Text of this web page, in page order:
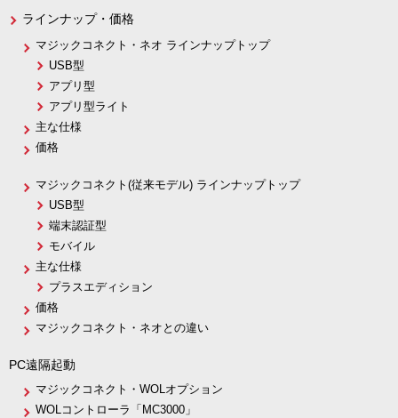
ラインナップ・価格
マジックコネクト・ネオ ラインナップトップ
USB型
アプリ型
アプリ型ライト
主な仕様
価格
マジックコネクト(従来モデル) ラインナップトップ
USB型
端末認証型
モバイル
主な仕様
プラスエディション
価格
マジックコネクト・ネオとの違い
PC遠隔起動
マジックコネクト・WOLオプション
WOLコントローラ「MC3000」